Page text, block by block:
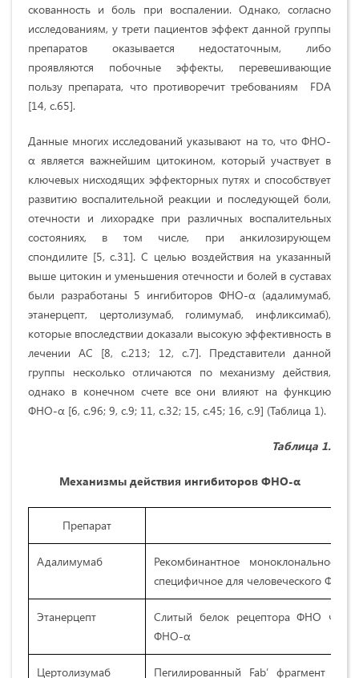
скованность и боль при воспалении. Однако, согласно
исследованиям, у трети пациентов эффект данной группы
препаратов оказывается недостаточным, либо
проявляются побочные эффекты, перевешивающие
пользу препарата, что противоречит требованиям FDA
[14, с.65].
Данные многих исследований указывают на то, что ФНО-
α является важнейшим цитокином, который участвует в
ключевых нисходящих эффекторных путях и способствует
развитию воспалительной реакции и последующей боли,
отечности и лихорадке при различных воспалительных
состояниях, в том числе, при анкилозирующем
спондилите [5, с.31]. С целью воздействия на указанный
выше цитокин и уменьшения отечности и болей в суставах
были разработаны 5 ингибиторов ФНО-α (адалимумаб,
этанерцепт, цертолизумаб, голимумаб, инфликсимаб),
которые впоследствии доказали высокую эффективность в
лечении АС [8, с.213; 12, с.7]. Представители данной
группы несколько отличаются по механизму действия,
однако в конечном счете все они влияют на функцию
ФНО-α [6, с.96; 9, с.9; 11, с.32; 15, с.45; 16, с.9] (Таблица 1).
Таблица 1.
Механизмы действия ингибиторов ФНО-α
Препарат
Адалимумаб
Рекомбинантное моноклональное
специфичное для человеческого ФНО-
Этанерцепт
Слитый белок рецептора ФНО
ФНО-α
Цертолизумаб
Пегилированный Fab’ фрагмент